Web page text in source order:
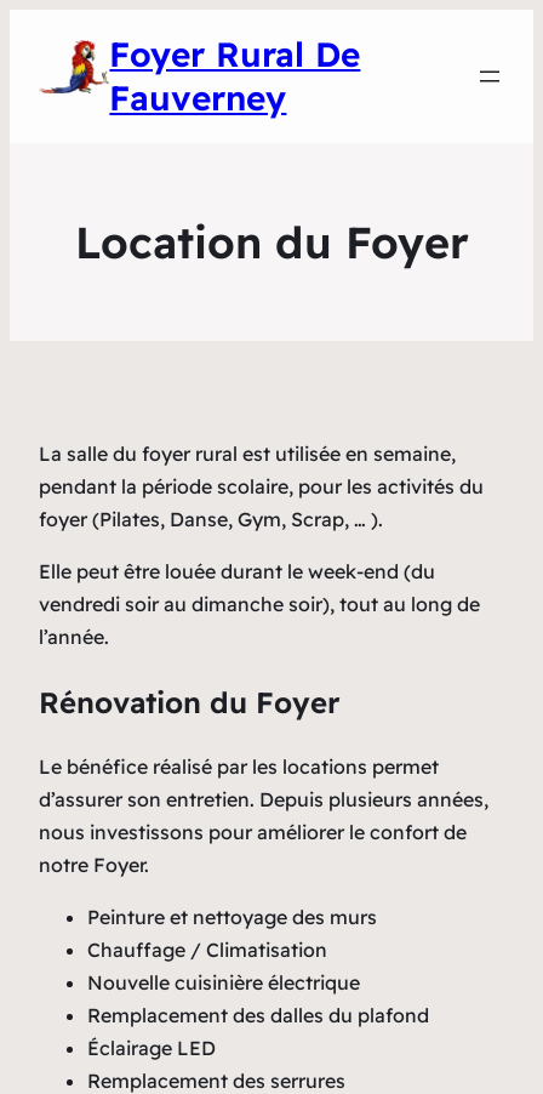
Foyer Rural De
Fauverney
Location du Foyer
La salle du foyer rural est utilisée en semaine,
pendant la période scolaire, pour les activités du
foyer (Pilates, Danse, Gym, Scrap, … ).
Elle peut être louée durant le week-end (du
vendredi soir au dimanche soir), tout au long de
l’année.
Rénovation du Foyer
Le bénéfice réalisé par les locations permet
d’assurer son entretien. Depuis plusieurs années,
nous investissons pour améliorer le confort de
notre Foyer.
Peinture et nettoyage des murs
Chauffage / Climatisation
Nouvelle cuisinière électrique
Remplacement des dalles du plafond
Éclairage LED
Remplacement des serrures